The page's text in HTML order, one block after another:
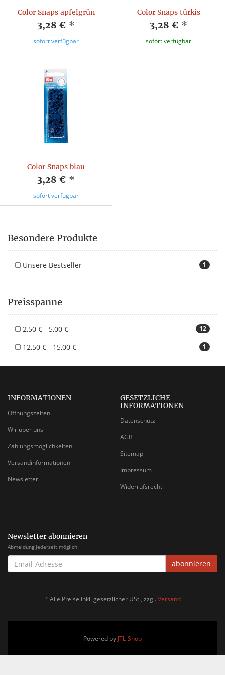
Color Snaps apfelgrün
3,28 € *
sofort verfügbar
Color Snaps türkis
3,28 € *
sofort verfügbar
Color Snaps blau
3,28 € *
sofort verfügbar
Besondere Produkte
1
Unsere Bestseller
Preisspanne
12
2,50 € - 5,00 €
1
12,50 € - 15,00 €
INFORMATIONEN
Öffnungszeiten
Wir über uns
Zahlungsmöglichkeiten
Versandinformationen
Newsletter
GESETZLICHE
INFORMATIONEN
Datenschutz
AGB
Sitemap
Impressum
Widerrufsrecht
Newsletter abonnieren
Abmeldung jederzeit möglich
EMAIL-
ADRESSE
abonnieren
* Alle Preise inkl. gesetzlicher USt., zzgl. Versand
Powered by JTL-Shop